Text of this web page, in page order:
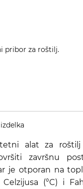
pribor za roštilj.
alat za
završnu
je otporan na
(°C) i